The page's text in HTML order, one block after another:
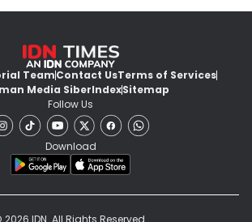
TeamContact UsTerms of Services
Media SiberIndexSitemap
Follow Us
Download
2026 IDN. All Rights Reserved.